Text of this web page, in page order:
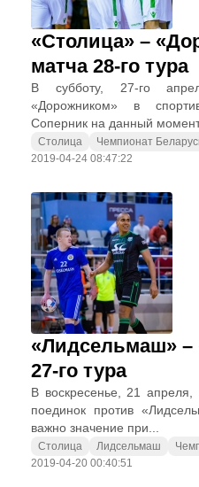
«Столица» –
матча 28-го тура
В субботу, 27-го
«Дорожником» в
Соперник на данный
Столица Чемпионат
2019-04-24 08:47:22
«Лидсельмаш» –
27-го тура
В воскресенье, 21 апреля,
поединок против
важно значение при...
Столица Лидсельмаш
2019-04-20 00:40:51